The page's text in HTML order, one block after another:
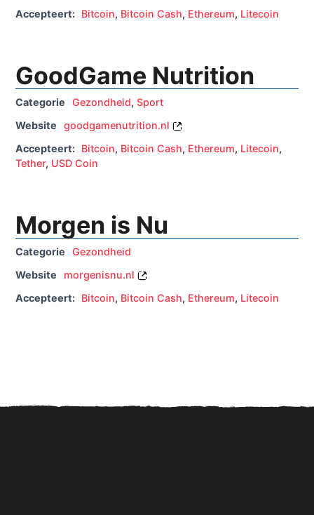
Accepteert: Bitcoin, Bitcoin Cash, Ethereum, Litecoin
GoodGame Nutrition
Categorie Gezondheid, Sport
Website
goodgamenutrition.nl
Accepteert: Bitcoin, Bitcoin Cash, Ethereum, Litecoin,
Tether, USD Coin
Morgen is Nu
Categorie
Gezondheid
Website
morgenisnu.nl
Accepteert: Bitcoin, Bitcoin Cash, Ethereum, Litecoin